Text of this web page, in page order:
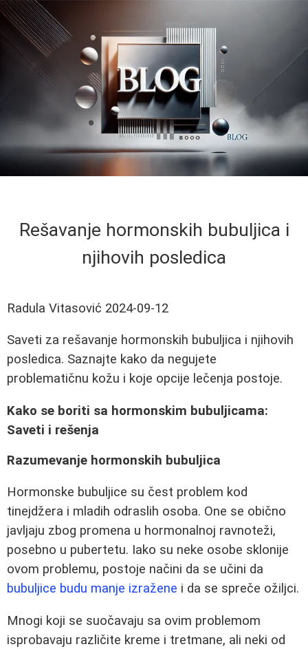
Rešavanje hormonskih bubuljica i
njihovih posledica
Radula Vitasović 2024-09-12
Saveti za rešavanje hormonskih bubuljica i njihovih
posledica. Saznajte kako da negujete
problematičnu kožu i koje opcije lečenja postoje.
Kako se boriti sa hormonskim bubuljicama:
Saveti i rešenja
Razumevanje hormonskih bubuljica
Hormonske bubuljice su čest problem kod
tinejdžera i mladih odraslih osoba. One se obično
javljaju zbog promena u hormonalnoj ravnoteži,
posebno u pubertetu. Iako su neke osobe sklonije
ovom problemu, postoje načini da se učini da
bubuljice budu manje izražene i da se spreče ožiljci.
Mnogi koji se suočavaju sa ovim problemom
isprobavaju različite kreme i tretmane, ali neki od